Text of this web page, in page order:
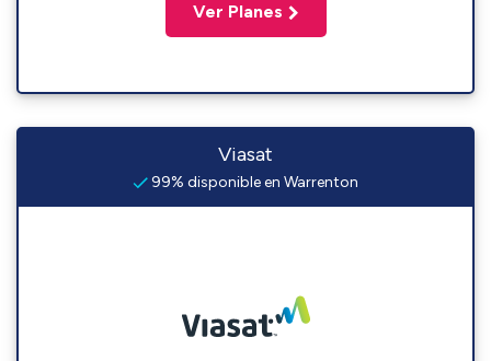
Ver Planes
Viasat
99% disponible en Warrenton